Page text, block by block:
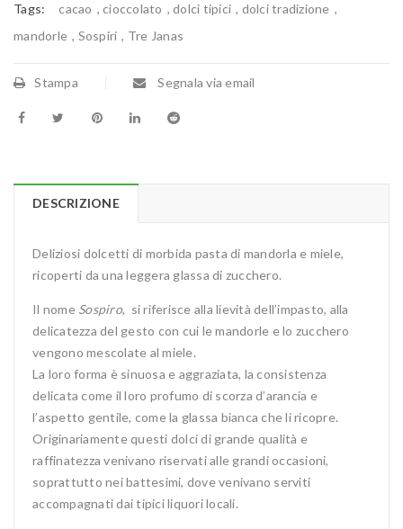
Tags: cacao , cioccolato , dolci tipici , dolci tradizione ,
mandorle , Sospiri , Tre Janas
Stampa Segnala via email
DESCRIZIONE
Deliziosi dolcetti di morbida pasta di mandorla e miele,
ricoperti da una leggera glassa di zucchero.
Il nome Sospiro, si riferisce alla lievità dell’impasto, alla
delicatezza del gesto con cui le mandorle e lo zucchero
vengono mescolate al miele.
La loro forma è sinuosa e aggraziata, la consistenza
delicata come il loro profumo di scorza d’arancia e
l’aspetto gentile, come la glassa bianca che li ricopre.
Originariamente questi dolci di grande qualità e
raffinatezza venivano riservati alle grandi occasioni,
soprattutto nei battesimi, dove venivano serviti
accompagnati dai tipici liquori locali.